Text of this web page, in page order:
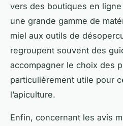
vers des boutiques en
une grande gamme de
miel aux outils de
regroupent souvent des
accompagner le choix des
particulièrement utile pour
l’apiculture.
Enfin, concernant les avis